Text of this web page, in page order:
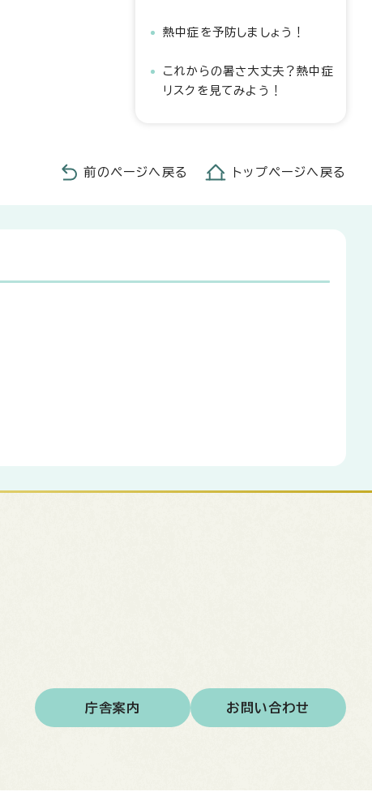
熱中症を予防しましょう！
これからの暑さ大丈夫？熱中症
リスクを見てみよう！
前のページへ戻る トップページへ戻る
庁舎案内 お問い合わせ